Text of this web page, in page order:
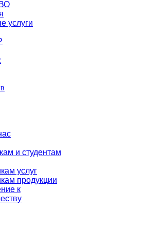
услуги
и студентам
услуг
продукции
к